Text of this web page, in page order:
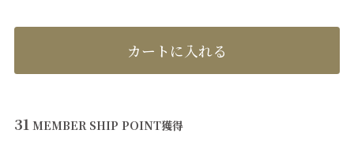
カートに入れる
31 MEMBER SHIP POINT獲得